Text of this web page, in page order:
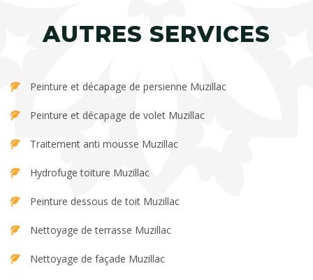
AUTRES SERVICES
Peinture et décapage de persienne Muzillac
Peinture et décapage de volet Muzillac
Traitement anti mousse Muzillac
Hydrofuge toiture Muzillac
Peinture dessous de toit Muzillac
Nettoyage de terrasse Muzillac
Nettoyage de façade Muzillac